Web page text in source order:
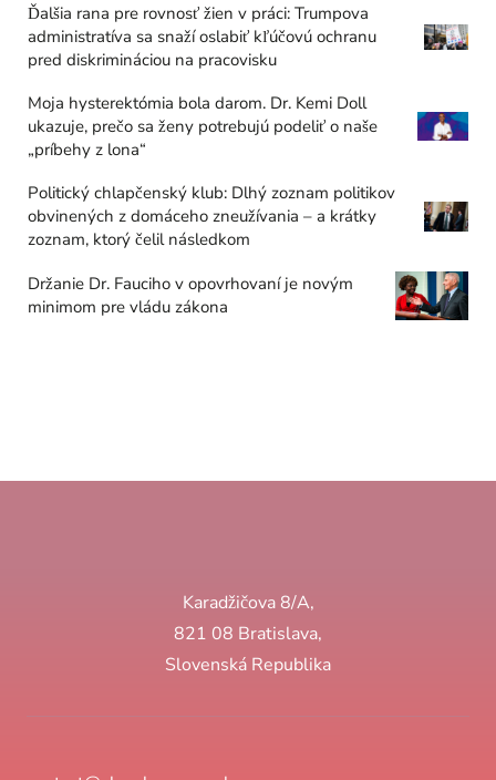
Ďalšia rana pre rovnosť žien v práci: Trumpova
administratíva sa snaží oslabiť kľúčovú ochranu
pred diskrimináciou na pracovisku
Moja hysterektómia bola darom. Dr. Kemi Doll
ukazuje, prečo sa ženy potrebujú podeliť o naše
„príbehy z lona“
Politický chlapčenský klub: Dlhý zoznam politikov
obvinených z domáceho zneužívania – a krátky
zoznam, ktorý čelil následkom
Držanie Dr. Fauciho v opovrhovaní je novým
minimom pre vládu zákona
Karadžičova 8/A,
821 08 Bratislava,
Slovenská Republika